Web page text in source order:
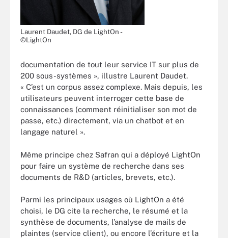
Laurent Daudet, DG de LightOn -
©LightOn
documentation de tout leur service IT sur plus de
200 sous-systèmes », illustre Laurent Daudet.
« C’est un corpus assez complexe. Mais depuis, les
utilisateurs peuvent interroger cette base de
connaissances (comment réinitialiser son mot de
passe, etc.) directement, via un chatbot et en
langage naturel ».
Même principe chez Safran qui a déployé LightOn
pour faire un système de recherche dans ses
documents de R&D (articles, brevets, etc.).
Parmi les principaux usages où LightOn a été
choisi, le DG cite la recherche, le résumé et la
synthèse de documents, l’analyse de mails de
plaintes (service client), ou encore l’écriture et la